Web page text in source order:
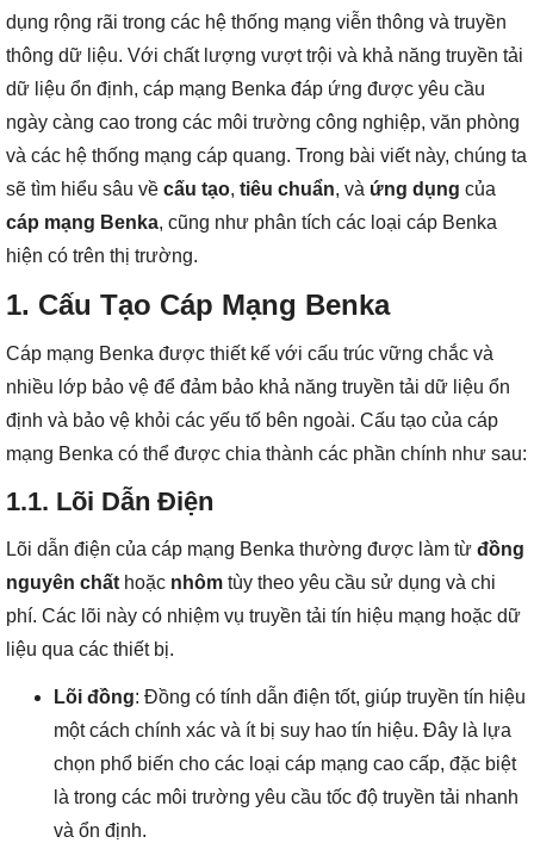
dụng rộng rãi trong các hệ thống mạng viễn thông và truyền
thông dữ liệu. Với chất lượng vượt trội và khả năng truyền tải
dữ liệu ổn định, cáp mạng Benka đáp ứng được yêu cầu
ngày càng cao trong các môi trường công nghiệp, văn phòng
và các hệ thống mạng cáp quang. Trong bài viết này, chúng ta
sẽ tìm hiểu sâu về cấu tạo, tiêu chuẩn, và ứng dụng của
cáp mạng Benka, cũng như phân tích các loại cáp Benka
hiện có trên thị trường.
1. Cấu Tạo Cáp Mạng Benka
Cáp mạng Benka được thiết kế với cấu trúc vững chắc và
nhiều lớp bảo vệ để đảm bảo khả năng truyền tải dữ liệu ổn
định và bảo vệ khỏi các yếu tố bên ngoài. Cấu tạo của cáp
mạng Benka có thể được chia thành các phần chính như sau:
1.1. Lõi Dẫn Điện
Lõi dẫn điện của cáp mạng Benka thường được làm từ đồng
nguyên chất hoặc nhôm tùy theo yêu cầu sử dụng và chi
phí. Các lõi này có nhiệm vụ truyền tải tín hiệu mạng hoặc dữ
liệu qua các thiết bị.
Lõi đồng: Đồng có tính dẫn điện tốt, giúp truyền tín hiệu
một cách chính xác và ít bị suy hao tín hiệu. Đây là lựa
chọn phổ biến cho các loại cáp mạng cao cấp, đặc biệt
là trong các môi trường yêu cầu tốc độ truyền tải nhanh
và ổn định.